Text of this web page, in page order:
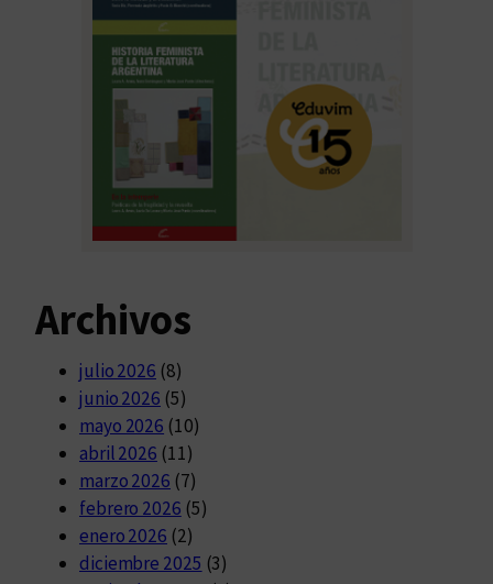
Archivos
julio 2026 (8)
junio 2026 (5)
mayo 2026 (10)
abril 2026 (11)
marzo 2026 (7)
febrero 2026 (5)
enero 2026 (2)
diciembre 2025 (3)